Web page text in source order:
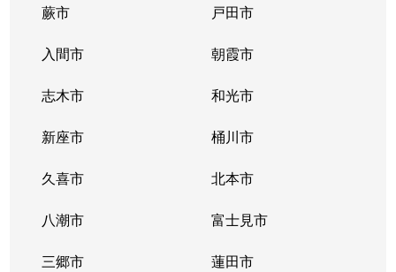
蕨市 戸田市
入間市 朝霞市
志木市 和光市
新座市 桶川市
久喜市 北本市
八潮市 富士見市
三郷市 蓮田市